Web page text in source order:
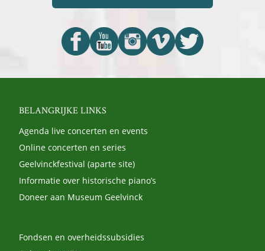
BELANGRIJKE LINKS
Agenda live concerten en events
Online concerten en series
Geelvinckfestival (aparte site)
Informatie over historische piano’s
Doneer aan Museum Geelvinck
Fondsen en overheidssubsidies